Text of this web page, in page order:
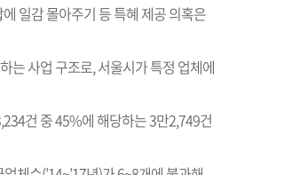
일감 몰아주기 등 특혜 제공 의혹은
는 사업 구조로, 서울시가 특정 업체에
건 중 45%에 해당하는 3만2,749건